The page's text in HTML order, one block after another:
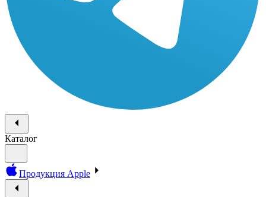
Каталог
Продукция Apple